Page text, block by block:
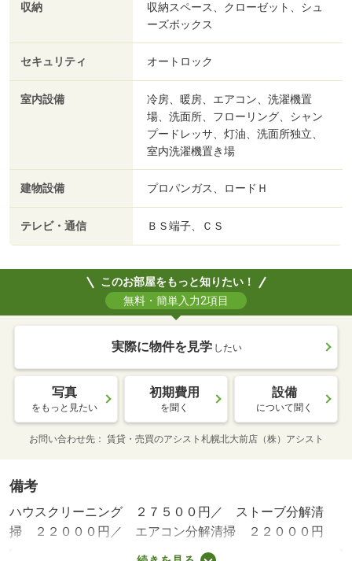
収納
収納スペース、クローゼット、シュ
ーズボックス
セキュリティ オートロック
室内設備
冷房、暖房、エアコン、洗濯機置
場、洗面所、フローリング、シャン
プードレッサ、灯油、洗面所独立、
室内洗濯機置き場
建物設備 プロパンガス、ロードＨ
テレビ・通信 ＢＳ端子、ＣＳ
このお部屋をもっと知りたい！
無料・簡単入力2項目
実際に物件を見学 したい
写真
をもっと見たい
初期費用
を聞く
設備
について聞く
お問い合わせ先 賃貸・売買のアシスト札幌北大前店（株）アシスト
備考
ハウスクリーニング ２７５００円／ ストーブ分解清
掃 ２２０００円／ エアコン分解清掃 ２２０００円
／ ２４時間管理費 １６５０円／／保証会社利用必：初